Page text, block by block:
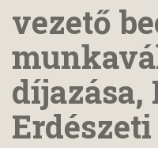
vezető
díjazása,